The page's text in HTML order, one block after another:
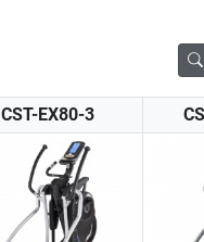
CST-EX80-3